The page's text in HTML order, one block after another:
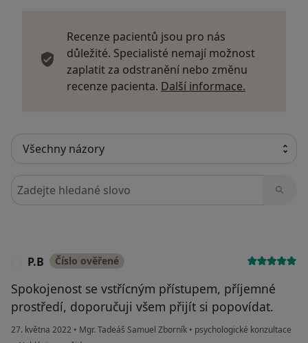
Recenze pacientů jsou pro nás
důležité. Specialisté nemají možnost
zaplatit za odstranění nebo změnu
recenze pacienta. Další informace.
Hledejte v názorech
P.B Číslo ověřené
Spokojenost se vstřícným přístupem, příjemné
prostředí, doporučuji všem přijít si popovídat.
27. května 2022 • Mgr. Tadeáš Samuel Zborník • psychologické konzultace